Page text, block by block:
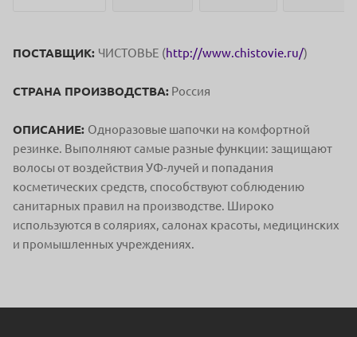
ПОСТАВЩИК: ЧИСТОВЬЕ (http://www.chistovie.ru/)
СТРАНА ПРОИЗВОДСТВА: Россия
ОПИСАНИЕ: Одноразовые шапочки на комфортной
резинке. Выполняют самые разные функции: защищают
волосы от воздействия УФ-лучей и попадания
косметических средств, способствуют соблюдению
санитарных правил на производстве. Широко
используются в соляриях, салонах красоты, медицинских
и промышленных учреждениях.